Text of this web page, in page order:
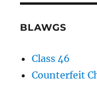
BLAWGS
Class 46
Counterfeit